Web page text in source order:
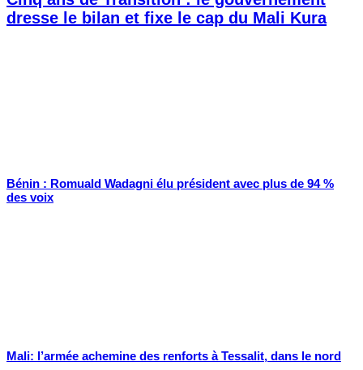
dresse le bilan et fixe le cap du Mali Kura
Bénin : Romuald Wadagni élu président avec plus de 94 %
des voix
Mali: l’armée achemine des renforts à Tessalit, dans le nord